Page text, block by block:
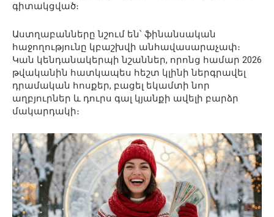
գիտակցված։
Աստղաբանները նշում են՝ ֆինանսական
հաջողությունը կբաշխվի անհավասարաչափ։
Կան կենդանակերպի նշաններ, որոնց համար 2026
թվականին հատկապես հեշտ կլինի ներգրավել
դրամական հոսքեր, բացել եկամտի նոր
աղբյուրներ և դուրս գալ կյանքի ավելի բարձր
մակարդակի։